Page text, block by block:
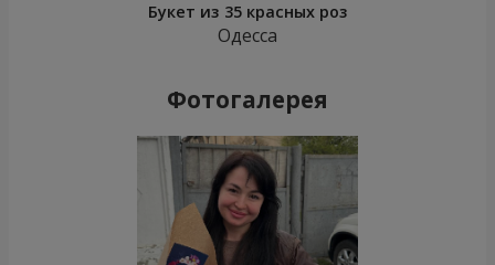
Букет из 35 красных роз
Одесса
Фотогалерея